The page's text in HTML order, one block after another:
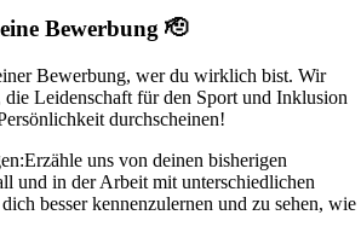
Bewerbung 🫡
Bewerbung, wer du wirklich bist. Wir
die Leidenschaft für den Sport und Inklusion
durchscheinen!
Erzähle uns von deinen bisherigen
und in der Arbeit mit unterschiedlichen
besser kennenzulernen und zu sehen, wie